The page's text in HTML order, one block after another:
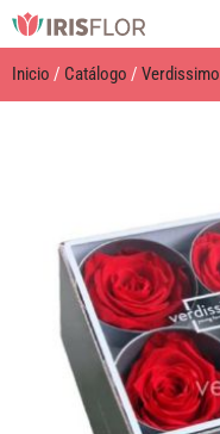
Inicio / Catálogo / Verdissimo